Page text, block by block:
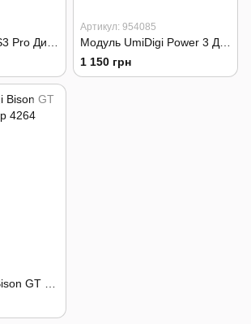
Артикул: 954085
1 150 грн